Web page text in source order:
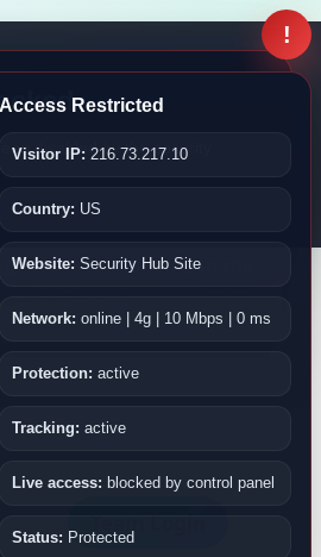
disabled by the security
!
Access Restricted
Visitor IP: 216.73.217.10
Country: US
Website: Security Hub Site
Network: online | 4g | 10 Mbps | 0 ms
Protection: active
Tracking: active
Live access: blocked by control panel
Status: Protected
Association
Community in the